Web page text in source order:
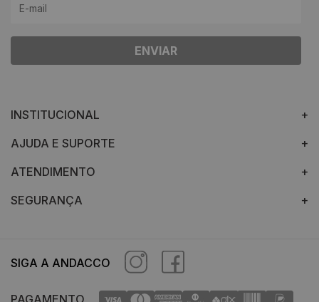
ENVIAR
INSTITUCIONAL
AJUDA E SUPORTE
ATENDIMENTO
SEGURANÇA
SIGA A ANDACCO